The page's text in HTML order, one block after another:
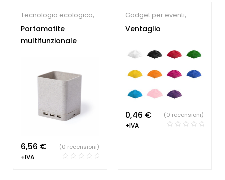
Tecnologia ecologica,
Accessori Scrittura
Portamatite
multifunzionale
6,56 €
+IVA
(0 recensioni)
Gadget per eventi,
Parrucchieri
Ventaglio
0,46 €
+IVA
(0 recensioni)